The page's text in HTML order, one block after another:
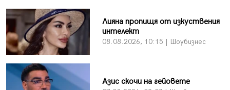
Лияна пропищя от изкуствения
интелект
08.08.2026, 10:15 | Шоубизнес
Азис скочи на гейовете